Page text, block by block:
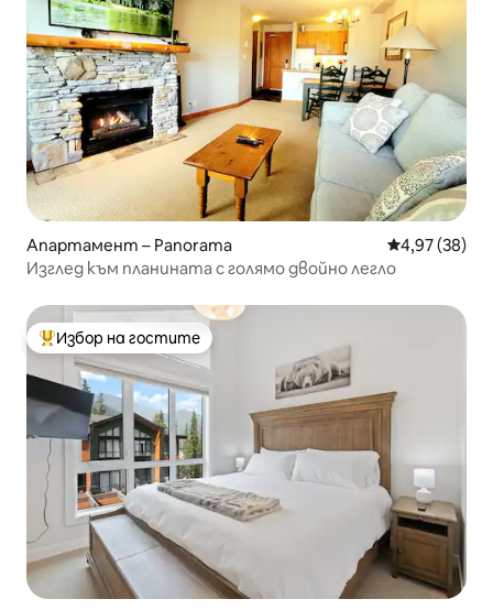
Апартамент – Panorama Средна
4,97 (38)
Изглед към планината с голямо двойно легло
Най-популярен избор на гостите
Избор на гостите